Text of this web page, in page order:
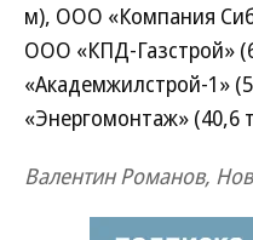
м), ООО «Компания
ООО «КПД-Газстрой»
«Академжилстрой-1»
«Энергомонтаж» (40,6
Валентин Романов,